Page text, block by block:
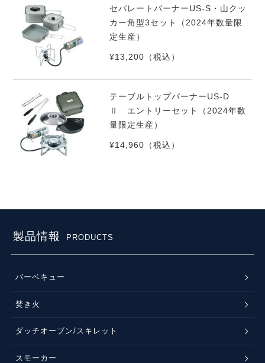
セパレートバーナーUS-S・山クッ
カー角型3セット（2024年数量限
定生産）
¥13,200 （税込）
テーブルトップバーナーUS-D
Ⅱ エントリーセット（2024年数
量限定生産）
¥14,960 （税込）
製品情報 PRODUCTS
バーベキュー
焚き火
ダッチオーブン/スキレット
スモーカー